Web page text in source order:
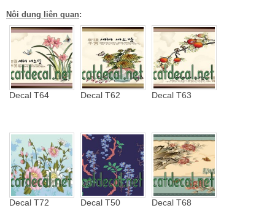
Nội dung liên quan:
Decal T64 Decal T62 Decal T63
Decal T72 Decal T50 Decal T68